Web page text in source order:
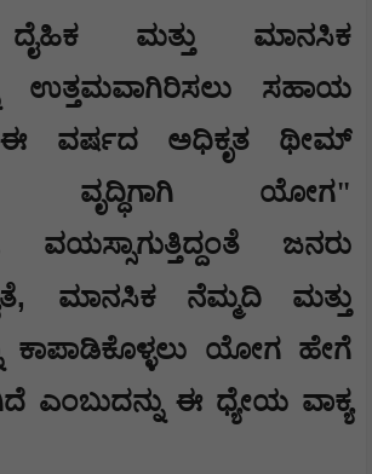
ಮತ್ತು ಮಾನಸಿಕ
ಉತ್ತಮವಾಗಿರಿಸಲು ಸಹಾಯ
ಈ ವರ್ಷದ ಅಧಿಕೃತ ಥೀಮ್
ವೃದ್ಧಿಗಾಗಿ ಯೋಗ"
ವಯಸ್ಸಾಗುತ್ತಿದ್ದಂತೆ ಜನರು
, ಮಾನಸಿಕ ನೆಮ್ಮದಿ ಮತ್ತು
ಕಾಪಾಡಿಕೊಳ್ಳಲು ಯೋಗ ಹೇಗೆ
ಎಂಬುದನ್ನು ಈ ಧ್ಯೇಯ ವಾಕ್ಯ